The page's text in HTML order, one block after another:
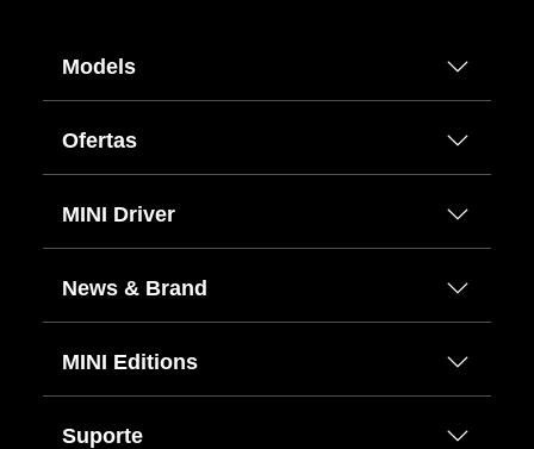
Models
Ofertas
MINI Driver
News & Brand
MINI Editions
Suporte